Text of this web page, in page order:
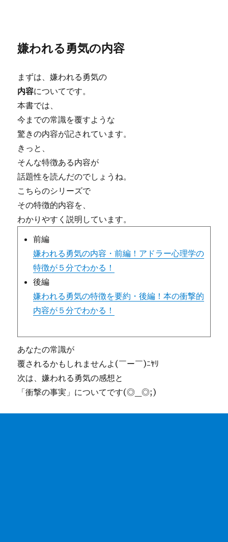
嫌われる勇気の内容
まずは、嫌われる勇気の
内容についてです。
本書では、
今までの常識を覆すような
驚きの内容が記されています。
きっと、
そんな特徴ある内容が
話題性を読んだのでしょうね。
こちらのシリーズで
その特徴的内容を、
わかりやすく説明しています。
前編
嫌われる勇気の内容・前編！アドラー心理学の
特徴が５分でわかる！
後編
嫌われる勇気の特徴を要約・後編！本の衝撃的
内容が５分でわかる！
あなたの常識が
覆されるかもしれませんよ(￣ー￣)ﾆﾔﾘ
次は、嫌われる勇気の感想と
「衝撃の事実」についてです(◎_◎;)